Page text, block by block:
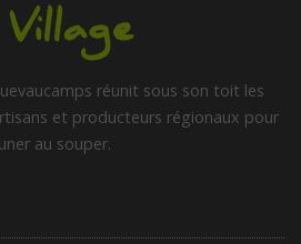
réunit sous son toit les
et producteurs régionaux pour
au souper.